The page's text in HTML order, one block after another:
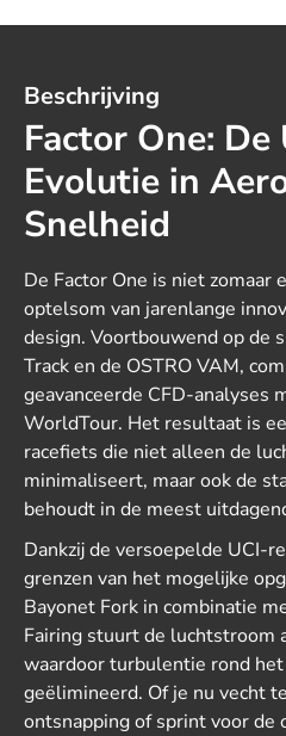
Beschrijving
Factor One:
Evolutie in
Snelheid
De Factor One is niet zomaar
optelsom van jarenlange
design. Voortbouwend op de
Track en de OSTRO VAM,
geavanceerde CFD-analyses
WorldTour. Het resultaat is
racefiets die niet alleen de
minimaliseert, maar ook de
behoudt in de meest
Dankzij de versoepelde UCI-
grenzen van het mogelijke
Bayonet Fork in combinatie
Fairing stuurt de luchtstroom
waardoor turbulentie rond
geëlimineerd. Of je nu vecht
ontsnapping of sprint voor de